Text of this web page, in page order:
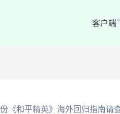
客户端
《和平精英》海外回归指南请查